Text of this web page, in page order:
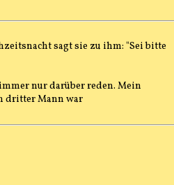
sagt sie zu ihm: "Sei bitte
nur darüber reden. Mein
dritter Mann war